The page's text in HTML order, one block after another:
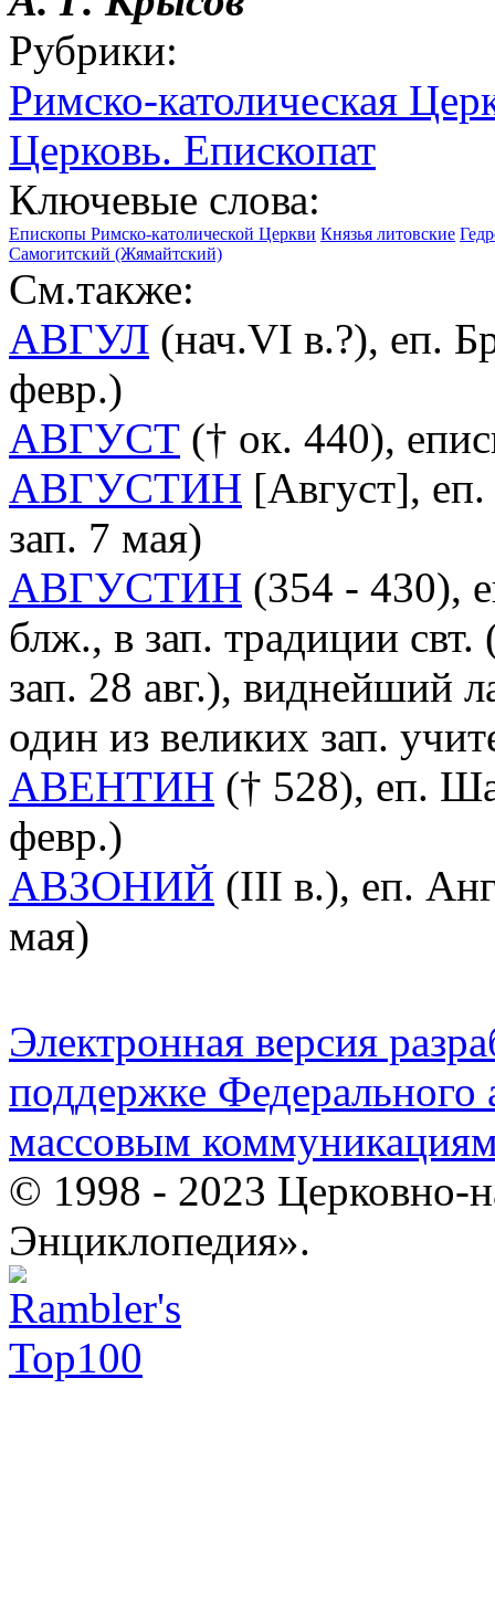
Рубрики:
Римско-католическая
Церковь. Епископат
Ключевые слова:
Епископы Римско-католической Церкви Князья литовские
Самогитский (Жямайтский)
См.также:
АВГУЛ (нач.VI в.?), еп.
февр.)
АВГУСТ († ок. 440),
АВГУСТИН [Август],
зап. 7 мая)
АВГУСТИН (354 - 430),
блж., в зап. традиции
зап. 28 авг.), виднейший
один из великих зап.
АВЕНТИН († 528), еп.
февр.)
АВЗОНИЙ (III в.), еп.
мая)
Электронная версия
поддержке Федерального
массовым
© 1998 - 2023 Церковно-
Энциклопедия».